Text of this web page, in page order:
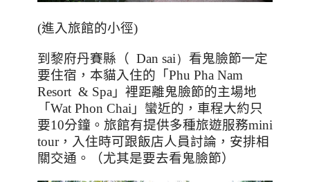
(進入旅館的小徑)
到黎府丹賽縣（ Dan sai） 看鬼臉節一定
要住宿，本貓入住的「Phu Pha Nam
Resort & Spa 」裡距離鬼臉節的主場地
「Wat Phon Chai 」蠻近的，車程大約只
要10分鐘。旅館有提供多種旅遊服務mini
tour，入住時可跟飯店人員討論，安排相
關交通。（尤其是要去看鬼臉節）